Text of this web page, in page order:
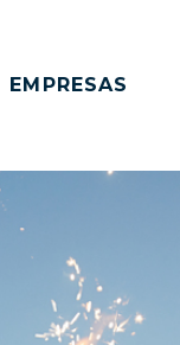
EMPRESAS